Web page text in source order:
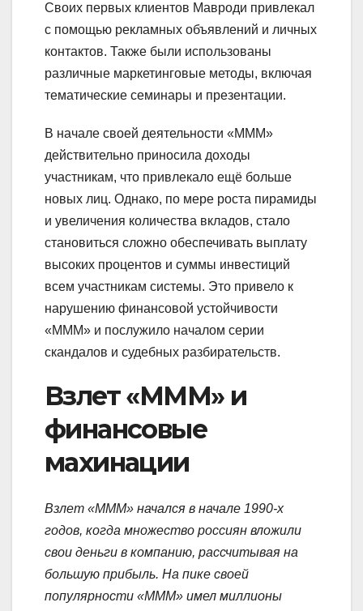
Своих первых клиентов Мавроди привлекал
с помощью рекламных объявлений и личных
контактов. Также были использованы
различные маркетинговые методы, включая
тематические семинары и презентации.
В начале своей деятельности «МММ»
действительно приносила доходы
участникам, что привлекало ещё больше
новых лиц. Однако, по мере роста пирамиды
и увеличения количества вкладов, стало
становиться сложно обеспечивать выплату
высоких процентов и суммы инвестиций
всем участникам системы. Это привело к
нарушению финансовой устойчивости
«МММ» и послужило началом серии
скандалов и судебных разбирательств.
Взлет «МММ» и
финансовые
махинации
Взлет «МММ» начался в начале 1990-х
годов, когда множество россиян вложили
свои деньги в компанию, рассчитывая на
большую прибыль. На пике своей
популярности «МММ» имел миллионы